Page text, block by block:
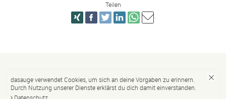
Teilen
dasauge verwendet Cookies, um sich an deine Vorgaben zu erinnern.
Durch Nutzung unserer Dienste erklärst du dich damit einverstanden.
Datenschutz